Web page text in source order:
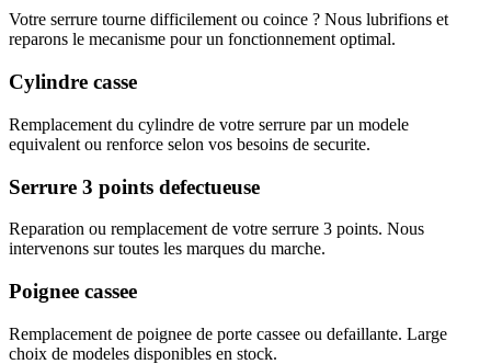
Votre serrure tourne difficilement ou coince ? Nous lubrifions et
reparons le mecanisme pour un fonctionnement optimal.
Cylindre casse
Remplacement du cylindre de votre serrure par un modele
equivalent ou renforce selon vos besoins de securite.
Serrure 3 points defectueuse
Reparation ou remplacement de votre serrure 3 points. Nous
intervenons sur toutes les marques du marche.
Poignee cassee
Remplacement de poignee de porte cassee ou defaillante. Large
choix de modeles disponibles en stock.